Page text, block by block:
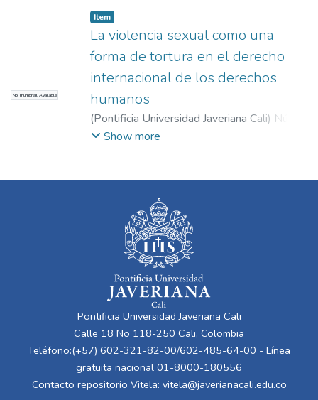
No Thumbnail Available
Item
La violencia sexual como una
forma de tortura en el derecho
internacional de los derechos
humanos
(Pontificia Universidad Javeriana Cali) Núñez
Marín, Raúl Fernando
Show more
Pontificia Universidad Javeriana Cali
Calle 18 No 118-250 Cali, Colombia
Teléfono:(+57) 602-321-82-00/602-485-64-00 - Línea
gratuita nacional 01-8000-180556
Contacto repositorio Vitela: vitela@javerianacali.edu.co